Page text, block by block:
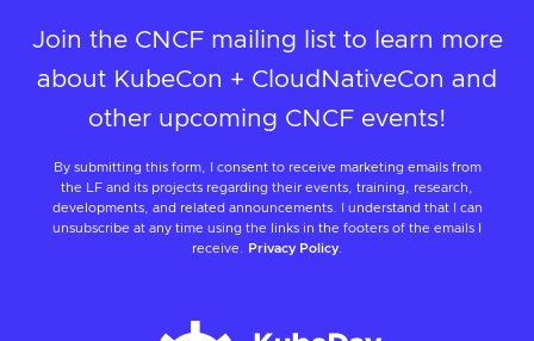
Join the CNCF mailing list to learn more
about KubeCon + CloudNativeCon and
other upcoming CNCF events!
By submitting this form, I consent to receive marketing emails from
the LF and its projects regarding their events, training, research,
developments, and related announcements. I understand that I can
unsubscribe at any time using the links in the footers of the emails I
receive.
Privacy Policy.